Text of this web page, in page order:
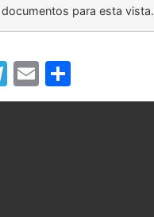
para esta vista.
Telegram
Email